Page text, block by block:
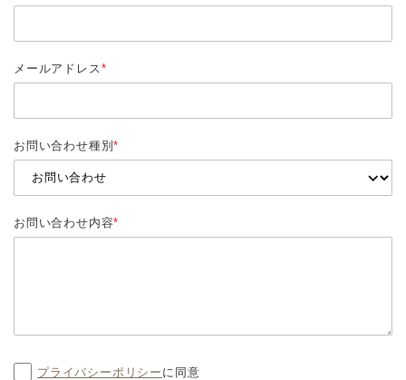
メールアドレス*
お問い合わせ種別*
お問い合わせ内容*
プライバシーポリシー に同意